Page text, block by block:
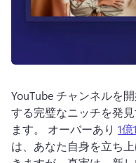
YouTube チャンネルを
する完璧なニッチを発
ます。 オーバーあり 1
は、あなた自身を立ち